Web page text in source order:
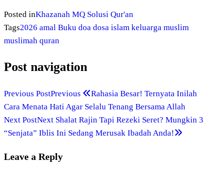
Posted inKhazanah MQ Solusi Qur'an
Tags2026 amal Buku doa dosa islam keluarga muslim
muslimah quran
Post navigation
Previous PostPrevious
Rahasia Besar! Ternyata Inilah
Cara Menata Hati Agar Selalu Tenang Bersama Allah
Next PostNext Shalat Rajin Tapi Rezeki Seret? Mungkin 3
“Senjata” Iblis Ini Sedang Merusak Ibadah Anda!
Leave a Reply